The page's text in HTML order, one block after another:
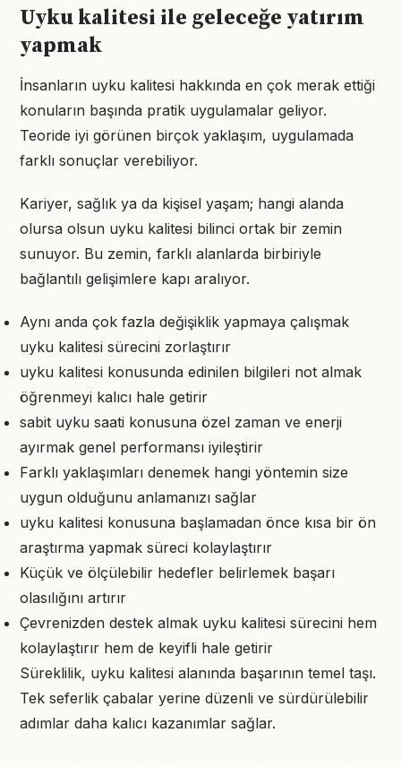
Uyku kalitesi ile geleceğe yatırım
yapmak
İnsanların uyku kalitesi hakkında en çok merak ettiği
konuların başında pratik uygulamalar geliyor.
Teoride iyi görünen birçok yaklaşım, uygulamada
farklı sonuçlar verebiliyor.
Kariyer, sağlık ya da kişisel yaşam; hangi alanda
olursa olsun uyku kalitesi bilinci ortak bir zemin
sunuyor. Bu zemin, farklı alanlarda birbiriyle
bağlantılı gelişimlere kapı aralıyor.
Aynı anda çok fazla değişiklik yapmaya çalışmak
uyku kalitesi sürecini zorlaştırır
uyku kalitesi konusunda edinilen bilgileri not almak
öğrenmeyi kalıcı hale getirir
sabit uyku saati konusuna özel zaman ve enerji
ayırmak genel performansı iyileştirir
Farklı yaklaşımları denemek hangi yöntemin size
uygun olduğunu anlamanızı sağlar
uyku kalitesi konusuna başlamadan önce kısa bir ön
araştırma yapmak süreci kolaylaştırır
Küçük ve ölçülebilir hedefler belirlemek başarı
olasılığını artırır
Çevrenizden destek almak uyku kalitesi sürecini hem
kolaylaştırır hem de keyifli hale getirir
Süreklilik, uyku kalitesi alanında başarının temel taşı.
Tek seferlik çabalar yerine düzenli ve sürdürülebilir
adımlar daha kalıcı kazanımlar sağlar.